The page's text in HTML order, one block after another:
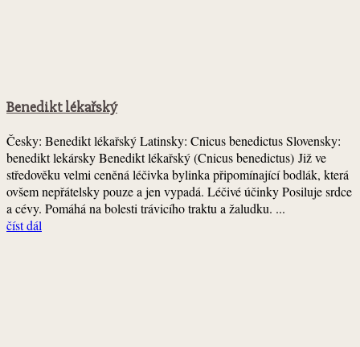
Benedikt lékařský
Česky: Benedikt lékařský Latinsky: Cnicus benedictus Slovensky:
benedikt lekársky Benedikt lékařský (Cnicus benedictus) Již ve
středověku velmi ceněná léčivka bylinka připomínající bodlák, která
ovšem nepřátelsky pouze a jen vypadá. Léčivé účinky Posiluje srdce
a cévy. Pomáhá na bolesti trávicího traktu a žaludku. ...
číst dál